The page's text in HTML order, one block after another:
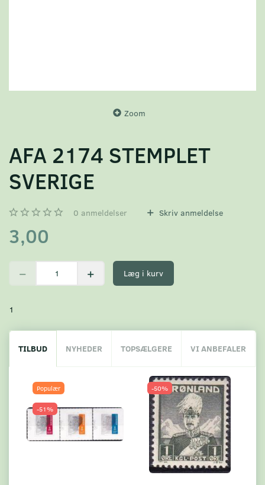
Zoom
AFA 2174 STEMPLET
SVERIGE
0 anmeldelser Skriv anmeldelse
3,00
Læg i kurv
1
TILBUD NYHEDER TOPSÆLGERE VI ANBEFALER
Populær
-51%
-50%